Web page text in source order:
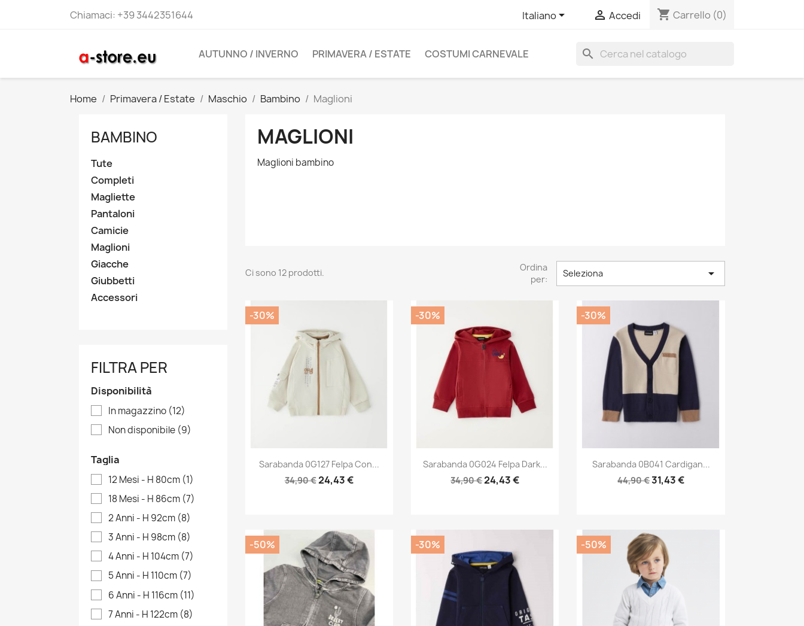
Chiamaci: +39 3442351644 Italiano  Accedi shopping_cart Carrello (0)
AUTUNNO / INVERNO PRIMAVERA / ESTATE COSTUMI CARNEVALE search
Home Primavera / Estate Maschio Bambino Maglioni
BAMBINO
Tute
Completi
Magliette
Pantaloni
Camicie
Maglioni
Giacche
Giubbetti
Accessori
FILTRA PER
Disponibilità
In magazzino (12)
Non disponibile (9)
Taglia
12 Mesi - H 80cm (1)
18 Mesi - H 86cm (7)
2 Anni - H 92cm (8)
3 Anni - H 98cm (8)
4 Anni - H 104cm (7)
5 Anni - H 110cm (7)
6 Anni - H 116cm (11)
7 Anni - H 122cm (8)
MAGLIONI
Maglioni bambino
Ci sono 12 prodotti.
Ordina
per:
Seleziona 
Anteprima
Sarabanda 0G127 Felpa Con...
34,90 €24,43 €
-30%
 Anteprima
Sarabanda 0G024 Felpa Dark...
34,90 €24,43 €
-30%
Anteprima
Sarabanda 0B041 Cardigan...
44,90 €31,43 €
-30%
-50% -30% -50%